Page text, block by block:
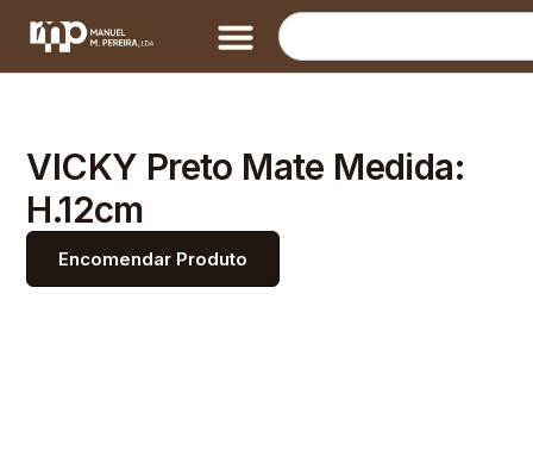
VICKY Preto Mate Medida:
H.12cm
Encomendar Produto